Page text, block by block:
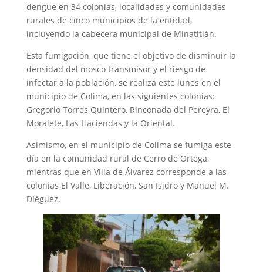
dengue en 34 colonias, localidades y comunidades
rurales de cinco municipios de la entidad,
incluyendo la cabecera municipal de Minatitlán.
Esta fumigación, que tiene el objetivo de disminuir la
densidad del mosco transmisor y el riesgo de
infectar a la población, se realiza este lunes en el
municipio de Colima, en las siguientes colonias:
Gregorio Torres Quintero, Rinconada del Pereyra, El
Moralete, Las Haciendas y la Oriental.
Asimismo, en el municipio de Colima se fumiga este
día en la comunidad rural de Cerro de Ortega,
mientras que en Villa de Álvarez corresponde a las
colonias El Valle, Liberación, San Isidro y Manuel M.
Diéguez.